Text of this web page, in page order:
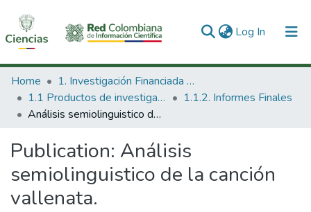
Log In (current)
Communities & Collections
All of DSpace
Home
1. Investigación Financiada con Recursos Públicos
1.1 Productos de investigación
1.1.2. Informes Finales
Análisis semiolinguistico de la canción vallenata.
Publication: Análisis
semiolinguistico de la canción
vallenata.